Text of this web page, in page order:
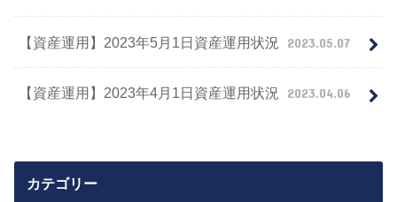
【資産運用】2023年5月1日資産運用状況 2023.05.07
【資産運用】2023年4月1日資産運用状況 2023.04.06
カテゴリー